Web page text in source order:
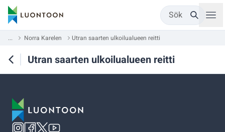
Sök
... Norra Karelen Utran saarten ulkoilualueen reitti
Utran saarten ulkoilualueen reitti